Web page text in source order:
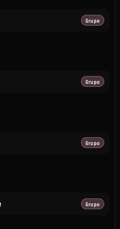
Grupo
Grupo
Grupo
Grupo